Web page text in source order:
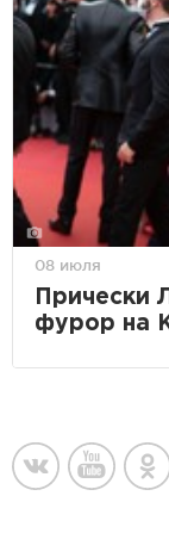
08 июля
Прически
фурор на